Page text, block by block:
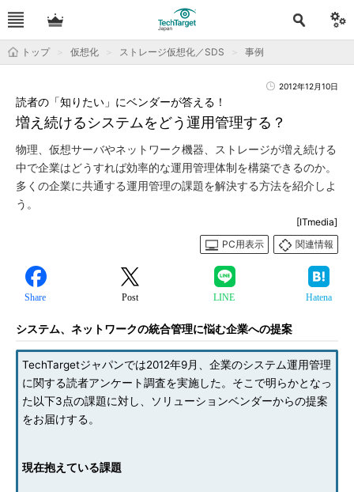
トップ 仮想化 ストレージ仮想化／SDS 事例
2012年12月10日
増え続けるシステムをどう運用管理する？
読者の「知りたい」にベンダーが答える！
物理、仮想サーバやネットワーク機器、ストレージが増え続ける
中で企業はどうすれば効率的な運用管理体制を構築できるのか。
多くの企業に共通する運用管理の課題を解決する方法を紹介しよ
う。
[ITmedia]
PC用表示
関連情報
Share Post LINE Hatena
システム、ネットワークの統合管理に悩む企業への提案
TechTargetジャパンでは2012年9月、企業のシステム運用管理
に関する読者アンケート調査を実施した。そこで明らかとなっ
た以下3点の課題に対し、ソリューションベンダーからの提案
をお届けする。
現在抱えている課題